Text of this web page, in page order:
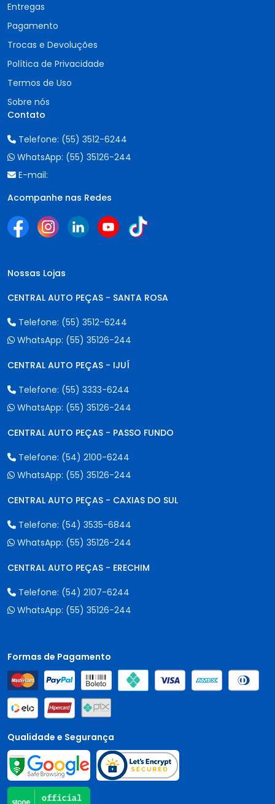
Entregas
Pagamento
Trocas e Devoluções
Política de Privacidade
Termos de Uso
Sobre nós
Contato
Telefone: (55) 3512-6244
WhatsApp: (55) 35126-244
E-mail:
Acompanhe nas Redes
Nossas Lojas
CENTRAL AUTO PEÇAS - SANTA ROSA
Telefone: (55) 3512-6244
WhatsApp: (55) 35126-244
CENTRAL AUTO PEÇAS - IJUÍ
Telefone: (55) 3333-6244
WhatsApp: (55) 35126-244
CENTRAL AUTO PEÇAS - PASSO FUNDO
Telefone: (54) 2100-6244
WhatsApp: (55) 35126-244
CENTRAL AUTO PEÇAS - CAXIAS DO SUL
Telefone: (54) 3535-6844
WhatsApp: (55) 35126-244
CENTRAL AUTO PEÇAS - ERECHIM
Telefone: (54) 2107-6244
WhatsApp: (55) 35126-244
Formas de Pagamento
Qualidade e Segurança